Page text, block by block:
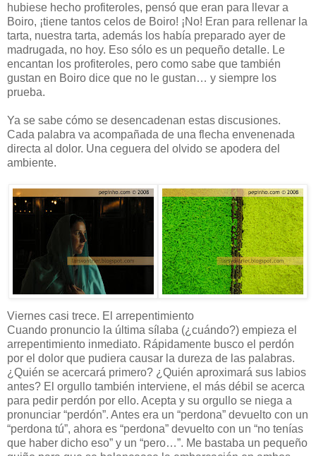
hubiese hecho profiteroles, pensó que eran para llevar a
Boiro, ¡tiene tantos celos de Boiro! ¡No! Eran para rellenar la
tarta, nuestra tarta, además los había preparado ayer de
madrugada, no hoy. Eso sólo es un pequeño detalle. Le
encantan los profiteroles, pero como sabe que también
gustan en Boiro dice que no le gustan… y siempre los
prueba.
Ya se sabe cómo se desencadenan estas discusiones.
Cada palabra va acompañada de una flecha envenenada
directa al dolor. Una ceguera del olvido se apodera del
ambiente.
Viernes casi trece. El arrepentimiento
Cuando pronuncio la última sílaba (¿cuándo?) empieza el
arrepentimiento inmediato. Rápidamente busco el perdón
por el dolor que pudiera causar la dureza de las palabras.
¿Quién se acercará primero? ¿Quién aproximará sus labios
antes? El orgullo también interviene, el más débil se acerca
para pedir perdón por ello. Acepta y su orgullo se niega a
pronunciar “perdón”. Antes era un “perdona” devuelto con un
“perdona tú”, ahora es “perdona” devuelto con un “no tenías
que haber dicho eso” y un “pero…”. Me bastaba un pequeño